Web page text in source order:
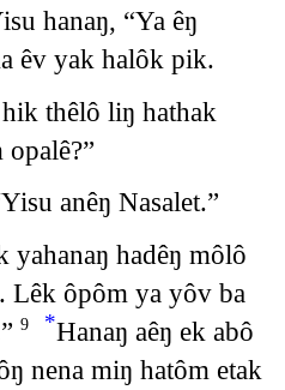
hanaŋ, “Ya êŋ
êv yak halôk pik.
thêlô liŋ hathak
anêŋ Nasalet.”
yahanaŋ hadêŋ môlô
Lêk ôpôm ya yôv ba
9 *Hanaŋ aêŋ ek abô
nena miŋ hatôm etak